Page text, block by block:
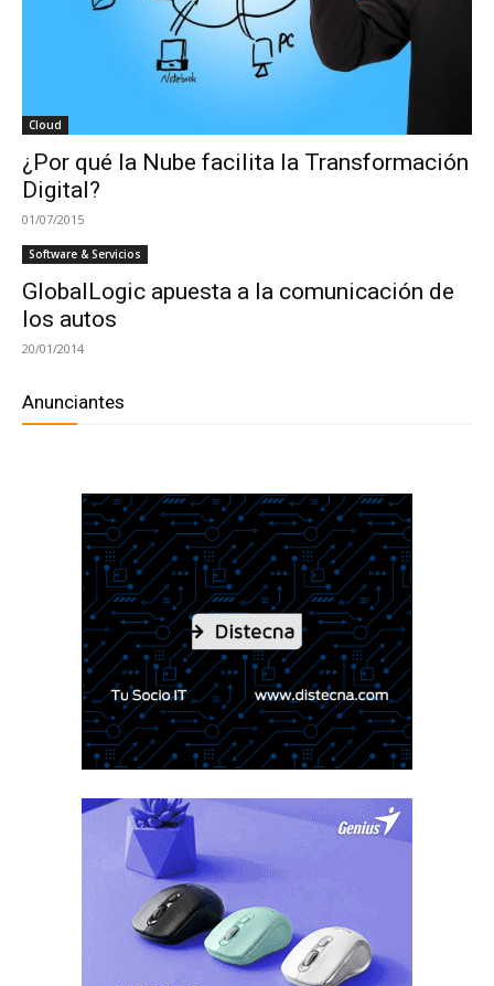
Cloud
¿Por qué la Nube facilita la Transformación
Digital?
01/07/2015
Software & Servicios
GlobalLogic apuesta a la comunicación de
los autos
20/01/2014
Anunciantes